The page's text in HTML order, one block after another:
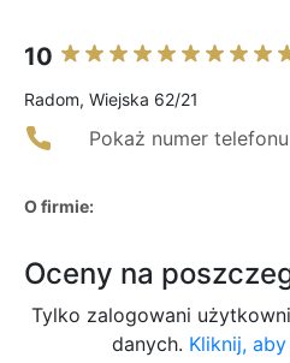
10
Radom, Wiejska 62/21
Pokaż numer telefonu
O firmie:
Oceny na
Tylko zalogowani
danych. Kliknij,